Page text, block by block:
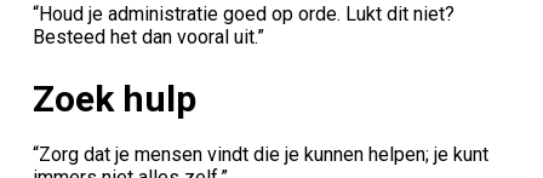
“Houd je administratie goed op orde. Lukt dit niet?
Besteed het dan vooral uit.”
Zoek hulp
“Zorg dat je mensen vindt die je kunnen helpen; je kunt